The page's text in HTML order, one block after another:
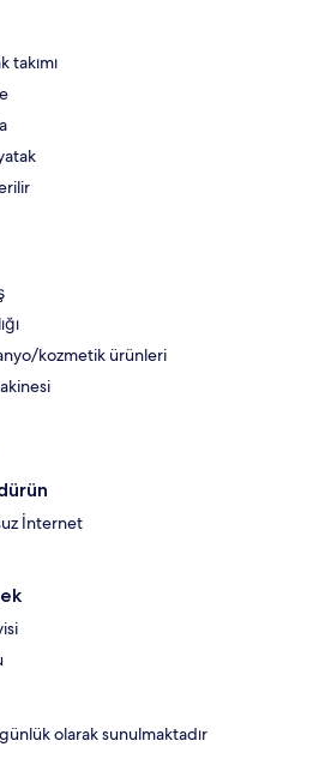
takımı
kozmetik ürünleri
İnternet
olarak sunulmaktadır